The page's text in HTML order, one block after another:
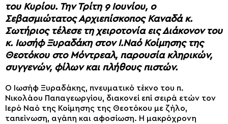
του Κυρίου. Την Τρίτη 9 Ιουνίου, ο
Σεβασμιώτατος Αρχιεπίσκοπος Καναδά κ.
Σωτήριος τέλεσε τη χειροτονία εις Διάκονον του
κ. Ιωσήφ Ξυραδάκη στον Ι.Ναό Κοίμησης της
Θεοτόκου στο Μόντρεαλ, παρουσία κληρικών,
συγγενών, φίλων και πλήθους πιστών.
Ο Ιωσήφ Ξυραδάκης, πνευματικό τέκνο του π.
Νικολάου Παπαγεωργίου, διακονεί επί σειρά ετών τον
Ιερό Ναό της Κοίμησης της Θεοτόκου με ζήλο,
ταπείνωση, αγάπη και αφοσίωση. Η μακρόχρονη